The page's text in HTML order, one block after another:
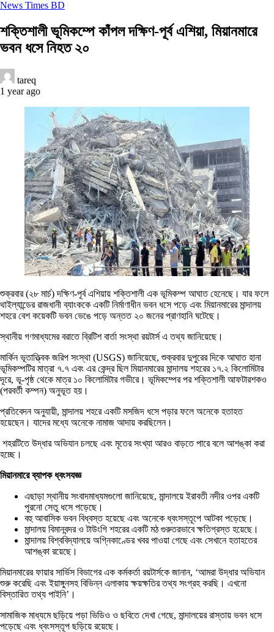
News Times BD
শক্তিশালী ভূমিকম্পে কাঁপল দক্ষিণ-পূর্ব এশিয়া, মিয়ানমারে
ভবন ধসে নিহত ২০
tareq
1 year ago
শুক্রবার (২৮ মার্চ) দক্ষিণ-পূর্ব এশিয়ায় শক্তিশালী এক ভূমিকম্প আঘাত হেনেছে। যার ফলে
থাইল্যান্ডের রাজধানী ব্যাংককে একটি নির্মাণাধীন ভবন ধসে পড়ে এবং মিয়ানমারের মান্দালয়
শহরে বেশ কয়েকটি ভবন ভেঙে পড়ে অন্তত ২০ জনের প্রাণহানি ঘটেছে।
স্থানীয় গণমাধ্যমের বরাতে ব্রিটিশ বার্তা সংস্থা রয়টার্স এ তথ্য জানিয়েছে।
মার্কিন ভূতাত্ত্বিক জরিপ সংস্থা (USGS) জানিয়েছে, শুক্রবার দুপুরের দিকে আঘাত হানা
ভূমিকম্পটির মাত্রা ৭.৭ এবং এর কেন্দ্র ছিল মিয়ানমারের মান্দালয় শহরের ১৭.২ কিলোমিটার
দূরে, ভূ-পৃষ্ঠ থেকে মাত্র ১০ কিলোমিটার গভীরে। ভূমিকম্পের পর শক্তিশালী আফটারশকও
(পরবর্তী কম্পন) অনুভূত হয়।
প্রতিবেদন অনুযায়ী, মান্দালয় শহরে একটি মসজিদ ধসে পড়ার ফলে অনেকে হতাহত
হয়েছেন। যাদের মধ্যে অনেকে নামাজ আদায় করছিলেন।
শহরটিতে উদ্ধার অভিযান চলছে এবং মৃতের সংখ্যা আরও বাড়তে পারে বলে আশঙ্কা করা
হচ্ছে।
মিয়ানমারে ব্যাপক ধ্বংসযজ্ঞ
এছাড়া স্থানীয় সংবাদমাধ্যমগুলো জানিয়েছে, মান্দালয়ে ইরাবতী নদীর ওপর একটি
পুরনো সেতু ধসে পড়েছে।
বহু আবাসিক ভবন বিধ্বস্ত হয়েছে এবং অনেকে ধ্বংসস্তূপে আটকা পড়েছে।
মান্দালয় বিমানবন্দর ও টাউংগি শহরের একটি মঠ গুরুতরভাবে ক্ষতিগ্রস্ত হয়েছে।
মান্দালয় বিশ্ববিদ্যালয়ে অগ্নিকাণ্ডের খবর পাওয়া গেছে এবং সেখানে হতাহতের
আশঙ্কা রয়েছে।
মিয়ানমারের ফায়ার সার্ভিস বিভাগের এক কর্মকর্তা রয়টার্সকে জানান, ‘আমরা উদ্ধার অভিযান
শুরু করেছি এবং ইয়াঙ্গুনসহ বিভিন্ন এলাকায় ক্ষয়ক্ষতির তথ্য সংগ্রহ করছি। এখনো
বিস্তারিত তথ্য পাইনি’।
সামাজিক মাধ্যমে ছড়িয়ে পড়া ভিডিও ও ছবিতে দেখা গেছে, মান্দালয়ের রাস্তায় ভবন ধসে
পড়েছে এবং ধ্বংসস্তূপ ছড়িয়ে রয়েছে।